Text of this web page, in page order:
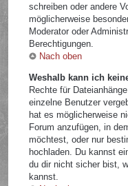
schreiben oder andere
möglicherweise
Moderator oder
Berechtigungen.
Nach oben
Weshalb kann ich
Rechte für
einzelne Benutzer
hat es möglicherweise
Forum anzufügen, in
möchtest, oder nur
hochladen. Du kannst
du dir nicht sicher bist,
kannst.